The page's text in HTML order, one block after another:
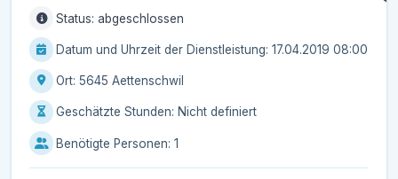
Status: abgeschlossen
Datum und Uhrzeit der Dienstleistung: 17.04.2019 08:00
Ort: 5645 Aettenschwil
Geschätzte Stunden: Nicht definiert
Benötigte Personen: 1